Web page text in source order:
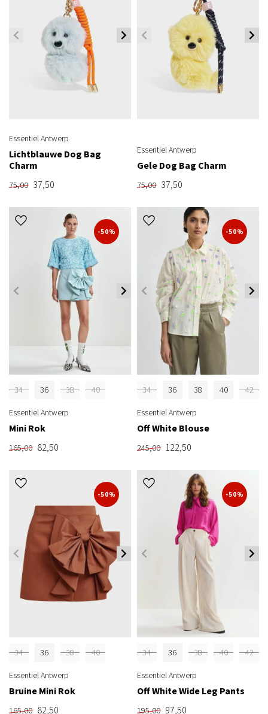
Essentiel Antwerp
Lichtblauwe Dog Bag
Charm
75,00 37,50
Essentiel Antwerp
Gele Dog Bag Charm
75,00 37,50
-50%
34 36 38 40
Essentiel Antwerp
Mini Rok
165,00 82,50
-50%
34 36 38 40 42
Essentiel Antwerp
Off White Blouse
245,00 122,50
-50%
34 36 38 40
Essentiel Antwerp
Bruine Mini Rok
165,00 82,50
-50%
34 36 38 40 42
Essentiel Antwerp
Off White Wide Leg Pants
195,00 97,50